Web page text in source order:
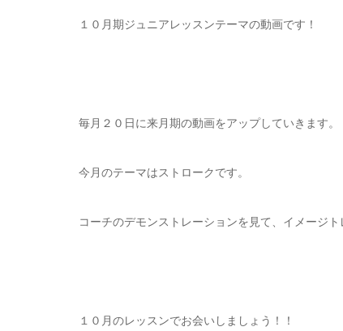
１０月期ジュニアレッスンテーマの動画です！
毎月２０日に来月期の動画をアップしていきます。
今月のテーマはストロークです。
コーチのデモンストレーションを見て、イメージ
１０月のレッスンでお会いしましょう！！